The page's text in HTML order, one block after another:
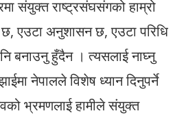
संयुक्त राष्ट्रसंघसंगको हाम्रो
छ, एउटा अनुशासन छ, एउटा परिधि
बनाउनु हुँदैन । त्यसलाई नाघ्नु
नेपालले विशेष ध्यान दिनुपर्ने
भ्रमणलाई हामीले संयुक्त